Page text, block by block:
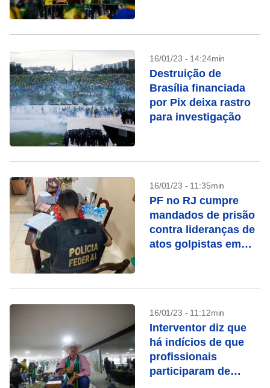
16/01/23 - 14:24min
Destruição de
Brasília financiada
por Pix deixa rastro
para investigação
16/01/23 - 11:35min
PF no RJ cumpre
mandados de prisão
contra lideranças de
atos golpistas em
16/01/23 - 11:12min
Interventor diz que
há indícios de que
profissionais
participaram de